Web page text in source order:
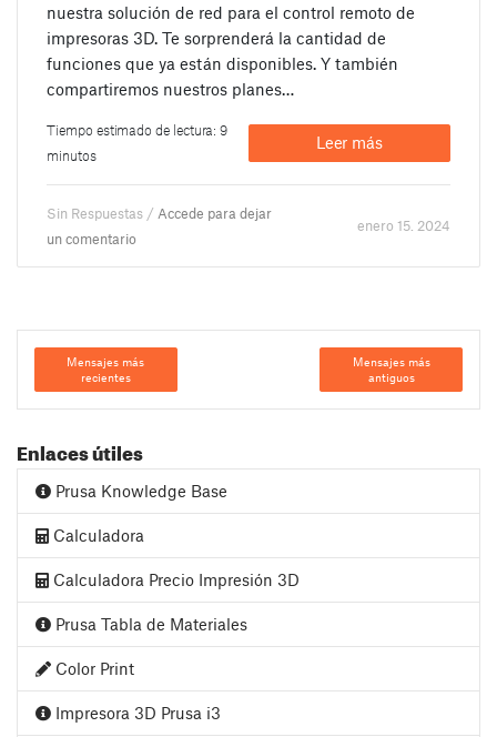
nuestra solución de red para el control remoto de
impresoras 3D. Te sorprenderá la cantidad de
funciones que ya están disponibles. Y también
compartiremos nuestros planes…
Tiempo estimado de lectura: 9
minutos
Leer más
Sin Respuestas / Accede para dejar
un comentario
enero 15. 2024
Mensajes más
recientes
Mensajes más
antiguos
Enlaces útiles
Prusa Knowledge Base
Calculadora
Calculadora Precio Impresión 3D
Prusa Tabla de Materiales
Color Print
Impresora 3D Prusa i3